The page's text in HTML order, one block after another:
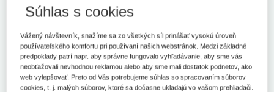
Schválený 29. 11. 2017
18. 8. 2026
doplnení niektorých zákonov
Súhlas s cookies
Vážený návštevník, snažíme sa zo všetkých síl prinášať vysokú úroveň
používateľského komfortu pri používaní našich webstránok. Medzi základné
predpoklady patrí napr. aby správne fungovalo vyhľadávanie, aby sme vás
neobťažovali nevhodnou reklamou alebo aby sme mali dostatok podnetov, ako
web vylepšovať. Preto od Vás potrebujeme súhlas so spracovaním súborov
cookies, t. j. malých súborov, ktoré sa dočasne ukladajú vo vašom prehliadači.